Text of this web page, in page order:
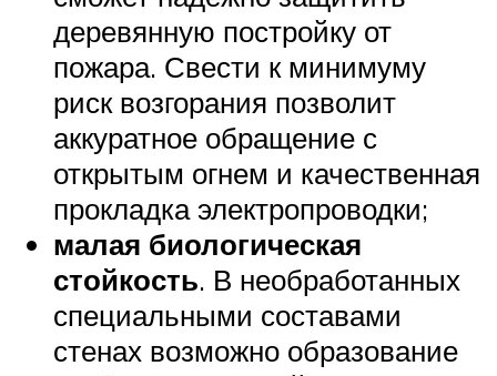
деревянную постройку от
пожара. Свести к минимуму
риск возгорания позволит
аккуратное обращение с
открытым огнем и качественная
прокладка электропроводки;
малая биологическая
стойкость. В необработанных
специальными составами
стенах возможно образование